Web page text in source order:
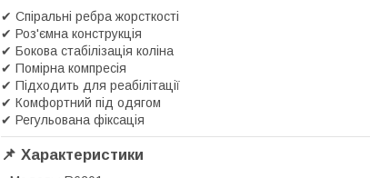
✔ Спіральні ребра жорсткості
✔ Роз'ємна конструкція
✔ Бокова стабілізація коліна
✔ Помірна компресія
✔ Підходить для реабілітації
✔ Комфортний під одягом
✔ Регульована фіксація
📌 Характеристики